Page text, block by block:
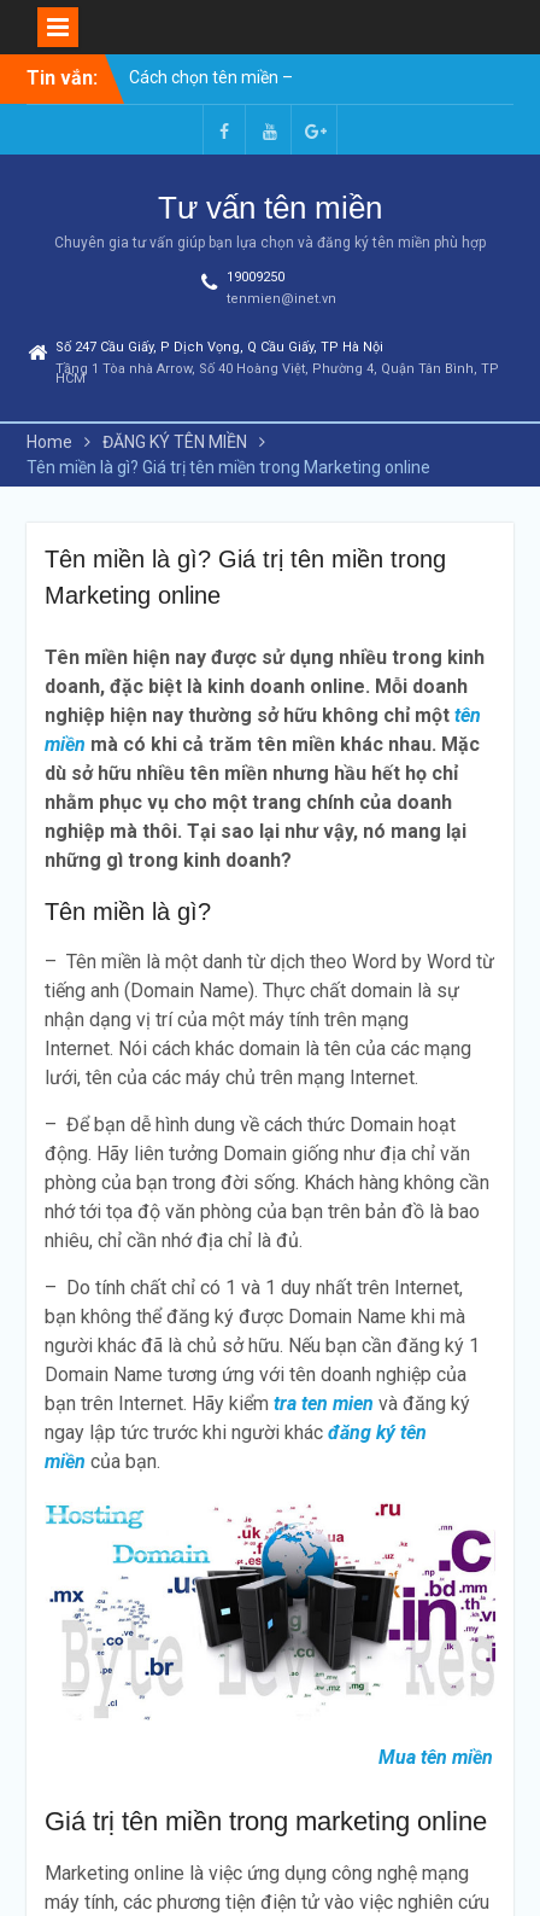
SkipTin vắn:
Cách chọn tên miền –
Hướng dẫn toàn diện từ A-Z
Tên miền chuẩn SEO: 10
website lên top Google
miền chi tiết nhất A-Z
Hướng Dẫn A-Z Cách Đặt
Tên Trang Web Hay, Ấn
Nên chọn đuôi tên miền như
thế nào để làm website tối
Cách kiểm tra tuổi thọ tên
miền​
Tên miền có thực sự ảnh
SEO?
Mua Tên Miền .vn Ở Đâu Rẻ
Nhất Việt Nam? Cách Tính
So Sánh Tên Miền .com và
.vn: 8 Điểm Khác Biệt Quan
Trọng Nhất [2026]
Gợi ý tên miền đẹp cho 10
ngành nghề phổ biến nhất
Tư vấn tên miền
Chuyên gia tư vấn giúp bạn lựa chọn và đăng ký tên miền phù hợp
19009250
tenmien@inet.vn
Số 247 Cầu Giấy, P Dịch Vọng, Q Cầu Giấy, TP Hà Nội
Tầng 1 Tòa nhà Arrow, Số 40 Hoàng Việt, Phường 4, Quận Tân Bình, TP
HCM
Home
ĐĂNG KÝ TÊN MIỀN
Tên miền là gì? Giá trị tên miền trong Marketing online
Tên miền là gì? Giá trị tên miền trong
Marketing online
Tên miền hiện nay được sử dụng nhiều trong kinh
doanh, đặc biệt là kinh doanh online. Mỗi doanh
nghiệp hiện nay thường sở hữu không chỉ một tên
miền mà có khi cả trăm tên miền khác nhau. Mặc
dù sở hữu nhiều tên miền nhưng hầu hết họ chỉ
nhằm phục vụ cho một trang chính của doanh
nghiệp mà thôi. Tại sao lại như vậy, nó mang lại
những gì trong kinh doanh?
Tên miền là gì?
– Tên miền là một danh từ dịch theo Word by Word từ
tiếng anh (Domain Name). Thực chất domain là sự
nhận dạng vị trí của một máy tính trên mạng
Internet. Nói cách khác domain là tên của các mạng
lưới, tên của các máy chủ trên mạng Internet.
– Để bạn dễ hình dung về cách thức Domain hoạt
động. Hãy liên tưởng Domain giống như địa chỉ văn
phòng của bạn trong đời sống. Khách hàng không cần
nhớ tới tọa độ văn phòng của bạn trên bản đồ là bao
nhiêu, chỉ cần nhớ địa chỉ là đủ.
– Do tính chất chỉ có 1 và 1 duy nhất trên Internet,
bạn không thể đăng ký được Domain Name khi mà
người khác đã là chủ sở hữu. Nếu bạn cần đăng ký 1
Domain Name tương ứng với tên doanh nghiệp của
bạn trên Internet. Hãy kiểm tra ten mien và đăng ký
ngay lập tức trước khi người khác đăng ký tên
miền của bạn.
Mua tên miền
Giá trị tên miền trong marketing online
Marketing online là việc ứng dụng công nghệ mạng
máy tính, các phương tiện điện tử vào việc nghiên cứu